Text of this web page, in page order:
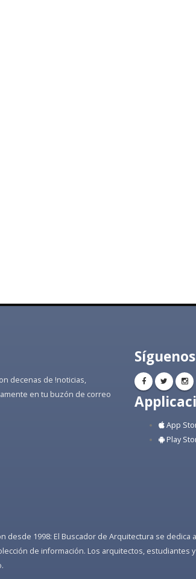
decenas de !noticias,
en tu buzón de correo
Síguenos
App
Play
1998: El Buscador de Arquitectura se
de información. Los arquitectos,